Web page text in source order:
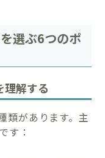
選ぶ6つのポ
理解する
類があります。主
す：